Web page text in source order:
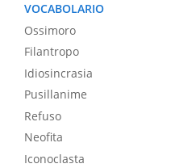
VOCABOLARIO
Ossimoro
Filantropo
Idiosincrasia
Pusillanime
Refuso
Neofita
Iconoclasta